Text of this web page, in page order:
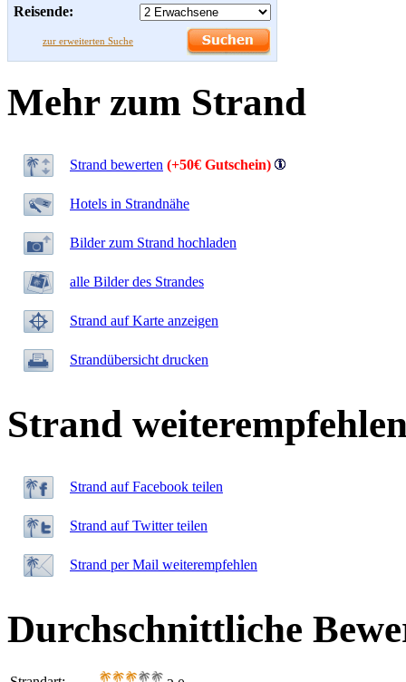
Reisende:
zur erweiterten Suche
Mehr zum Strand
Strand bewerten (+50€ Gutschein)
Hotels in Strandnähe
Bilder zum Strand hochladen
alle Bilder des Strandes
Strand auf Karte anzeigen
Strandübersicht drucken
Strand
Strand auf Facebook teilen
Strand auf Twitter teilen
Strand per Mail weiterempfehlen
Durchschnittliche